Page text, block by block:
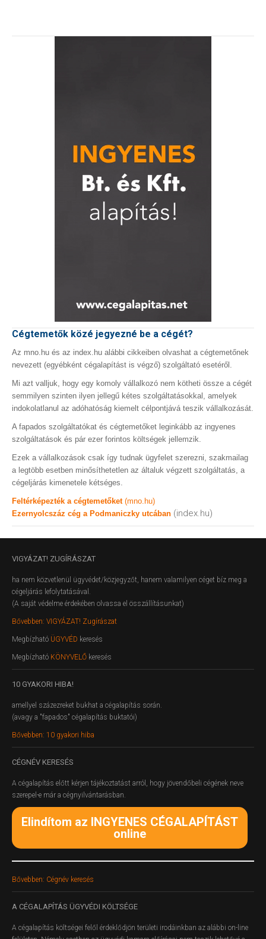
Cégtemetők közé jegyezné be a cégét?
Az mno.hu és az index.hu alábbi cikkeiben olvashat a cégtemetőnek
nevezett (egyébként cégalapítást is végző) szolgáltató esetéről.
Mi azt valljuk, hogy egy komoly vállalkozó nem kötheti össze a cégét
semmilyen szinten ilyen jellegű kétes szolgáltatásokkal, amelyek
indokolatlanul az adóhatóság kiemelt célpontjává teszik vállalkozását.
A fapados szolgáltatókat és cégtemetőket leginkább az ingyenes
szolgáltatások és pár ezer forintos költségek jellemzik.
Ezek a vállalkozások csak így tudnak ügyfelet szerezni, szakmailag
a legtöbb esetben minősíthetetlen az általuk végzett szolgáltatás, a
cégeljárás kimenetele kétséges.
Feltérképezték a cégtemetőket (mno.hu)
Ezernyolcszáz cég a Podmaniczky utcában (index.hu)
VIGYÁZAT! ZUGÍRÁSZAT
ha nem közvetlenül ügyvédet/közjegyzőt, hanem valamilyen céget bíz meg a
cégeljárás lefolytatásával.
(A saját védelme érdekében olvassa el összállításunkat)
Bővebben: VIGYÁZAT! Zugírászat
Megbízható ÜGYVÉD keresés
Megbízható KÖNYVELŐ keresés
10 GYAKORI HIBA!
amellyel százezreket bukhat a cégalapítás során.
(avagy a "fapados" cégalapítás buktatói)
Bővebben: 10 gyakori hiba
CÉGNÉV KERESÉS
A cégalapítás előtt kérjen tájékoztatást arról, hogy jövendőbeli cégének neve
szerepel-e már a cégnyilvántarásban.
Elindítom az INGYENES CÉGALAPÍTÁST
online
Bővebben: Cégnév keresés
A CÉGALAPÍTÁS ÜGYVÉDI KÖLTSÉGE
A cégalapítás költségei felől érdeklődjön területi irodáinkban az alábbi on-line